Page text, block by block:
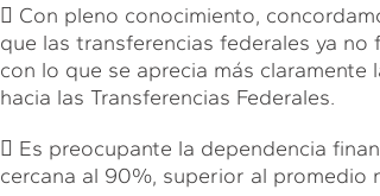
 Con pleno conocimiento,
que las transferencias federales ya
con lo que se aprecia más
hacia las Transferencias Federales.
 Es preocupante la dependencia
cercana al 90%, superior al promedio